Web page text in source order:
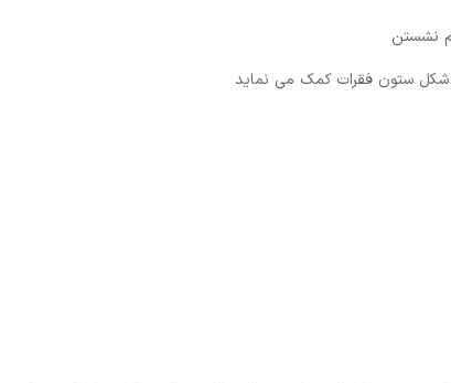
نشستن
شکل ستون فقرات کمک می نماید